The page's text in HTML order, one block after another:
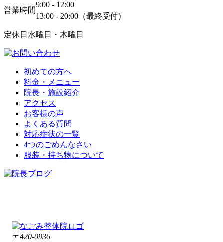
営業時間
9:00 - 12:00
13:00 - 20:00（最終受付）
定休日 水曜日・木曜日
初めての方へ
料金・メニュー
院長・施設紹介
アクセス
お客様の声
よくある質問
対応症状の一覧
4つのごめんなさい
服装・持ち物について
〒420-0936